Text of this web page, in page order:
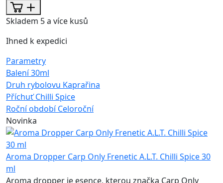
Skladem 5 a více kusů
Ihned k expedici
Parametry
Balení30ml
Druh rybolovu Kaprařina
Příchuť Chilli Spice
Roční období Celoroční
Novinka
Aroma Dropper Carp Only Frenetic A.L.T. Chilli Spice 30
ml
Aroma dropper je esence, kterou značka Carp Only